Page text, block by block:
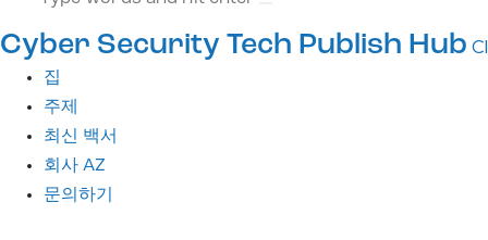
Cyber Security Tech Publish Hub
집
주제
최신 백서
회사 AZ
문의하기